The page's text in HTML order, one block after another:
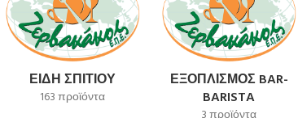
ΕΊΔΗ ΣΠΙΤΙΟΎ
163 προϊόντα
ΕΞΟΠΛΙΣΜΌΣ BAR-
BARISTA